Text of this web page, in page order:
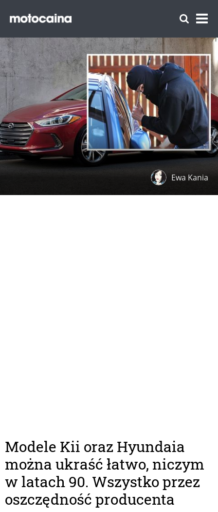
Ewa Kania
Modele Kii oraz Hyundaia
można ukraść łatwo, niczym
w latach 90. Wszystko przez
oszczędność producenta